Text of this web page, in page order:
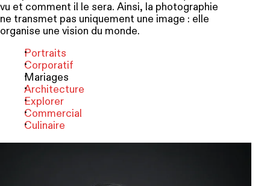
vu et comment il le sera. Ainsi, la photographie
ne transmet pas uniquement une image : elle
organise une vision du monde.
Portraits
Corporatif
Mariages
Architecture
Explorer
Commercial
Culinaire